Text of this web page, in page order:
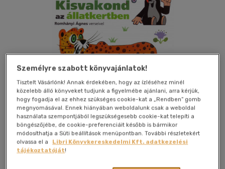
Kívánságlistához adom Megosztom
Személyre szabott könyvajánlatok!
Tisztelt Vásárlónk! Annak érdekében, hogy az ízléséhez minél
közelebb álló könyveket tudjunk a figyelmébe ajánlani, arra kérjük,
hogy fogadja el az ehhez szükséges cookie-kat a „Rendben” gomb
megnyomásával. Ennek hiányában weboldalunk csak a weboldal
használata szempontjából legszükségesebb cookie-kat telepíti a
böngészőjébe, de cookie-preferenciáit később is bármikor
módosíthatja a Süti beállítások menüpontban. További részletekért
olvassa el a
Libri Könyvkereskedelmi Kft. adatkezelési
tájékoztatóját!